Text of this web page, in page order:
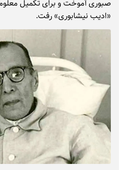
صبوری آموخت و برای تکمیل
«ادیب نیشابوری» رفت.